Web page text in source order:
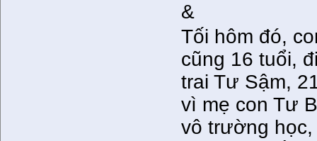
&
Tối hôm đó,
cũng 16 tuổi,
trai Tư Sậm,
vì mẹ con Tư
vô trường